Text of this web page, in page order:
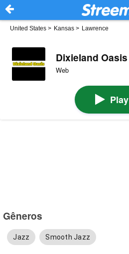
United States > Kansas > Lawrence
Dixieland Oasis
Web
Play
Gêneros
Jazz Smooth Jazz